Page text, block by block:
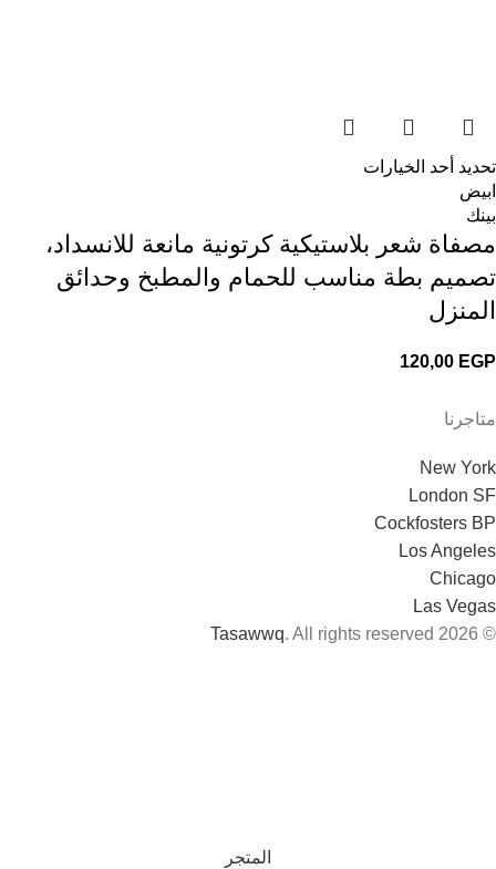
تحديد أحد الخيارات
ابيض
بينك
مصفاة شعر بلاستيكية كرتونية مانعة للانسداد،
تصميم بطة مناسب للحمام والمطبخ وحدائق
المنزل
120,00 EGP
متاجرنا
New York
London SF
Cockfosters BP
Los Angeles
Chicago
Las Vegas
© 2026
Tasawwq. All rights reserved
المتجر